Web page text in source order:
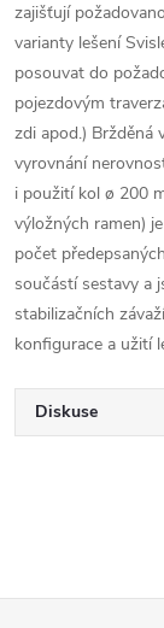
zajišťují
varianty lešení
posouvat do
pojezdovým
zdi apod.) Bržděná
vyrovnání
i použití kol ø 200
výložných ramen)
počet
součástí sestavy a
stabilizačních
konfigurace a užití
Diskuse